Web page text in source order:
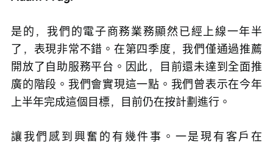
是的，我們的電子商務業務顯然已經上線一年半
了，表現非常不錯。在第四季度，我們僅通過推薦
開放了自助服務平台。因此，目前還未達到全面推
廣的階段。我們會實現這一點。我們曾表示在今年
上半年完成這個目標，目前仍在按計劃進行。
讓我們感到興奮的有幾件事。一是現有客戶在